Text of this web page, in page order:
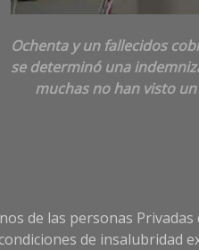
Ochenta y un fallecidos
se determinó una
muchas no han visto
de las personas
de insalubridad